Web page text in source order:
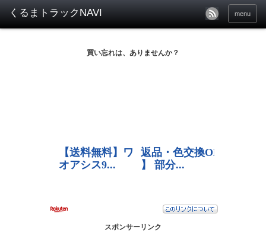
menu
買い忘れは、ありませんか？
スポンサーリンク